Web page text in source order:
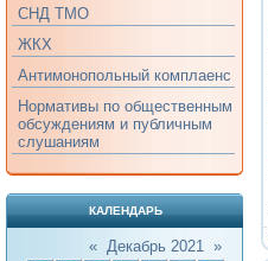
СНД ТМО
ЖКХ
Антимонопольный комплаенс
Нормативы по общественным
обсуждениям и публичным
слушаниям
КАЛЕНДАРЬ
« Декабрь 2021 »